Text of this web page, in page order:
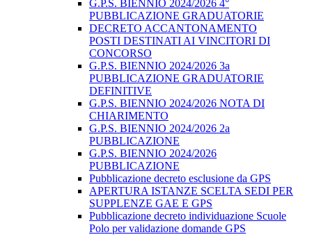
G.P.S. BIENNIO 2024/2026 4°
PUBBLICAZIONE GRADUATORIE
DECRETO ACCANTONAMENTO
POSTI DESTINATI AI VINCITORI DI
CONCORSO
G.P.S. BIENNIO 2024/2026 3a
PUBBLICAZIONE GRADUATORIE
DEFINITIVE
G.P.S. BIENNIO 2024/2026 NOTA DI
CHIARIMENTO
G.P.S. BIENNIO 2024/2026 2a
PUBBLICAZIONE
G.P.S. BIENNIO 2024/2026
PUBBLICAZIONE
Pubblicazione decreto esclusione da GPS
APERTURA ISTANZE SCELTA SEDI PER
SUPPLENZE GAE E GPS
Pubblicazione decreto individuazione Scuole
Polo per validazione domande GPS